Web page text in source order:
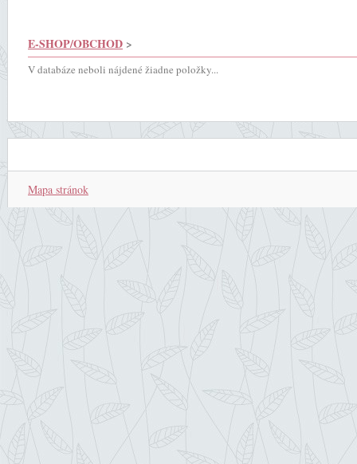
E-SHOP/OBCHOD >
V databáze neboli nájdené žiadne položky...
Mapa stránok